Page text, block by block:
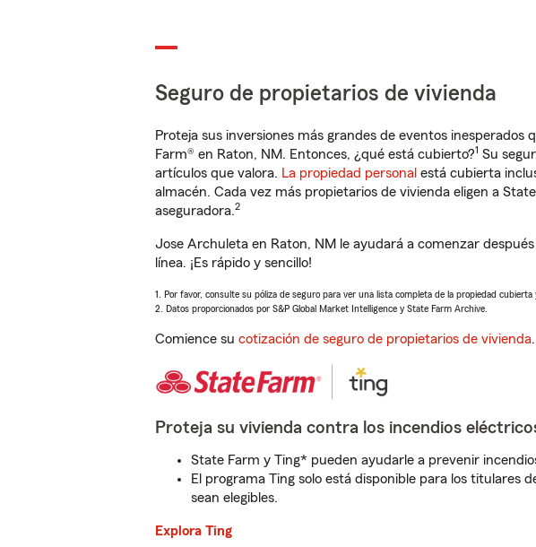
Seguro de propietarios de vivienda
Proteja sus inversiones más grandes de eventos inesperados
Farm® en Raton, NM. Entonces, ¿qué está cubierto?1 Su
artículos que valora. La propiedad personal está cubierta
almacén. Cada vez más propietarios de vivienda eligen a
aseguradora.2
Jose Archuleta en Raton, NM le ayudará a comenzar
línea. ¡Es rápido y sencillo!
1. Por favor, consulte su póliza de seguro para ver una lista completa de la propiedad cubierta
2. Datos proporcionados por S&P Global Market Intelligence y State Farm Archive.
Comience su cotización de seguro de propietarios de vivienda
Proteja su vivienda contra los incendios
State Farm y Ting* pueden ayudarle a prevenir
El programa Ting solo está disponible para los titulares
sean elegibles.
Explora Ting